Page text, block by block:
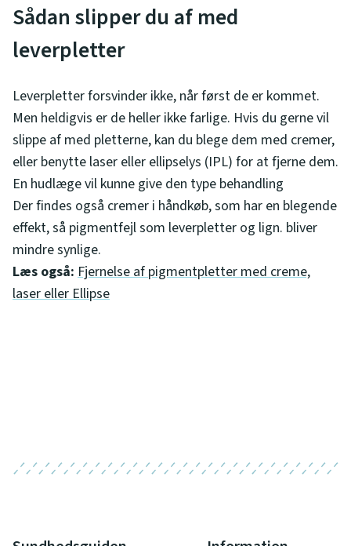
Sådan slipper du af med
leverpletter
Leverpletter forsvinder ikke, når først de er kommet.
Men heldigvis er de heller ikke farlige. Hvis du gerne vil
slippe af med pletterne, kan du blege dem med cremer,
eller benytte laser eller ellipselys (IPL) for at fjerne dem.
En hudlæge vil kunne give den type behandling
Der findes også cremer i håndkøb, som har en blegende
effekt, så pigmentfejl som leverpletter og lign. bliver
mindre synlige.
Læs også: Fjernelse af pigmentpletter med creme,
laser eller Ellipse